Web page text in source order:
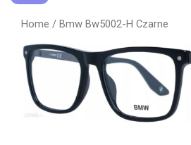
Home / Bmw Bw5002-H Czarne